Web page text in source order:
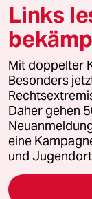
© 2026 taz
Alle Rechte
wenden Sie sich
Feedback
Leitlinie
Seitenwende
Links
Mit doppelter
Besonders
Daher gehen
eine
und